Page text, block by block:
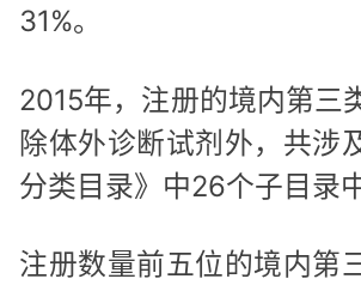
31%。
2015年，注册的境内第三
除体外诊断试剂外，共涉
分类目录》中26个子目录
注册数量前五位的境内第